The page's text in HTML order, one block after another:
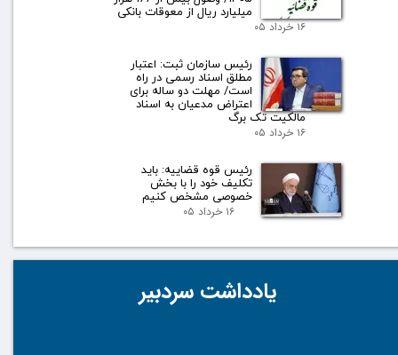
میلیارد ریال از معوقات بانکی
۱۶ خرداد ۰۵
رئیس سازمان ثبت: اعتبار
مطلق اسناد رسمی در راه
است/ مهلت دو ساله برای
اعتراض مدعیان به اسناد
مالکیت تک برگ
۱۶ خرداد ۰۵
رئیس قوه قضاییه: باید
تکلیف خود را با بخش
خصوصی مشخص کنیم
۱۶ خرداد ۰۵
یادداشت سردبیر